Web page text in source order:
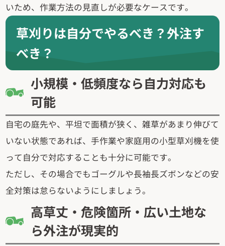
いため、作業方法の見直しが必要なケースです。
草刈りは自分でやるべき？外注す
べき？
小規模・低頻度なら自力対応も
可能
自宅の庭先や、平坦で面積が狭く、雑草があまり伸びて
いない状態であれば、手作業や家庭用の小型草刈機を使
って自分で対応することも十分に可能です。
ただし、その場合でもゴーグルや長袖長ズボンなどの安
全対策は怠らないようにしましょう。
高草丈・危険箇所・広い土地な
ら外注が現実的